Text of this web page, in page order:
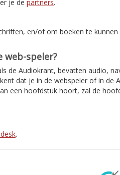
je de partners.
en/of om boeken te kunnen
web-speler?
de Audiokrant, bevatten audio,
dat je in de webspeler of in de
een hoofdstuk hoort, zal de
.